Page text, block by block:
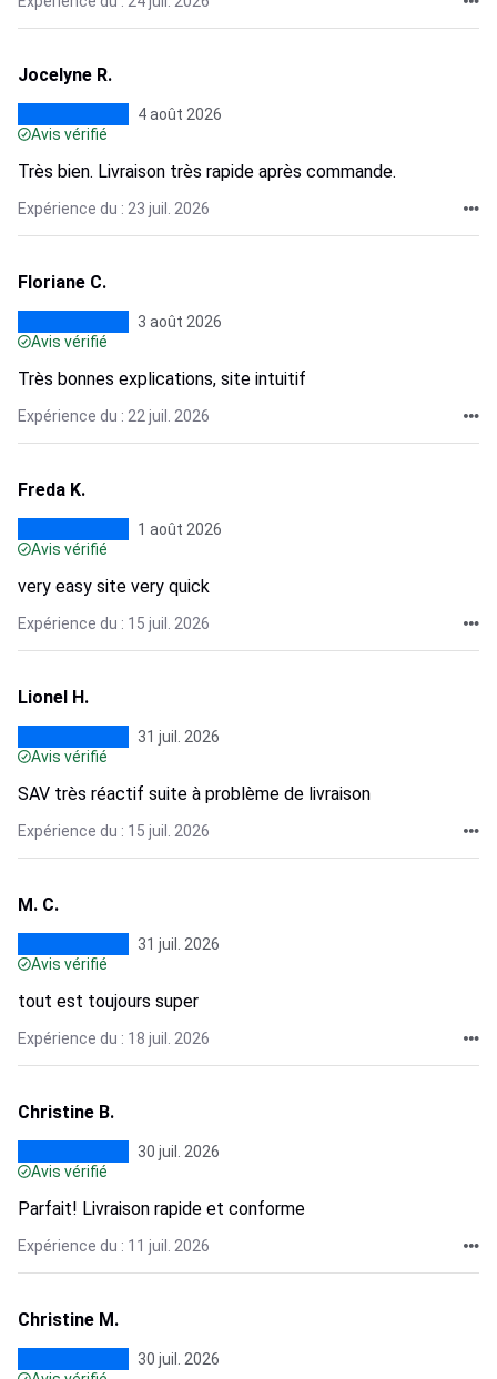
Jocelyne R.
4 août 2026
Avis vérifié
Très bien. Livraison très rapide après commande.
Expérience du : 23 juil. 2026
Floriane C.
3 août 2026
Avis vérifié
Très bonnes explications, site intuitif
Expérience du : 22 juil. 2026
Freda K.
1 août 2026
Avis vérifié
very easy site very quick
Expérience du : 15 juil. 2026
Lionel H.
31 juil. 2026
Avis vérifié
SAV très réactif suite à problème de livraison
Expérience du : 15 juil. 2026
M. C.
31 juil. 2026
Avis vérifié
tout est toujours super
Expérience du : 18 juil. 2026
Christine B.
30 juil. 2026
Avis vérifié
Parfait! Livraison rapide et conforme
Expérience du : 11 juil. 2026
Christine M.
30 juil. 2026